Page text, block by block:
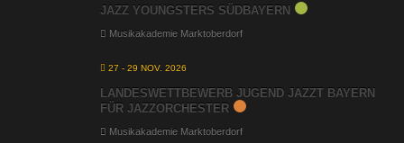
JAZZ YOUNGSTERS SÜDBAYERN
Musikakademie Marktoberdorf
27 - 29 NOV. 2026
LANDESWETTBEWERB JUGEND JAZZT BAYERN
FÜR JAZZORCHESTER
Musikakademie Marktoberdorf